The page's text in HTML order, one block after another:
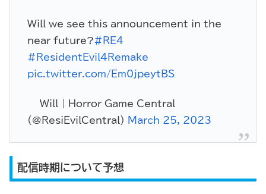
Will we see this announcement in the
near future?#RE4
#ResidentEvil4Remake
pic.twitter.com/Em0jpeytBS
— Will | Horror Game Central
(@ResiEvilCentral)
March 25, 2023
配信時期について予想